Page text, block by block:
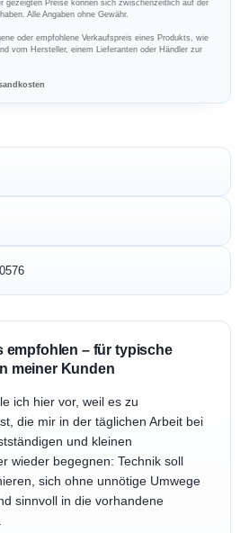
Alle Angaben ohne Gewähr.
oder empfohlene Verkaufspreis eines Produkts, wie
vom Hersteller, einem Lieferanten oder Händler zur
empfohlen – für typische
meiner Kunden
ich hier vor, weil es zu
die mir in der täglichen Arbeit bei
und kleinen
wieder begegnen: Technik soll
sich ohne unnötige Umwege
sinnvoll in die vorhandene